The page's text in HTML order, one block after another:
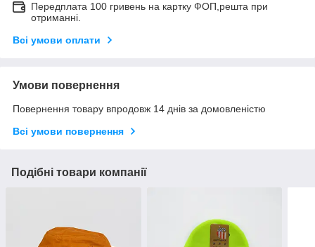
Передплата 100 гривень на картку ФОП,решта при
отриманні.
Всі умови оплати
Умови повернення
Повернення товару впродовж 14 днів за домовленістю
Всі умови повернення
Подібні товари компанії